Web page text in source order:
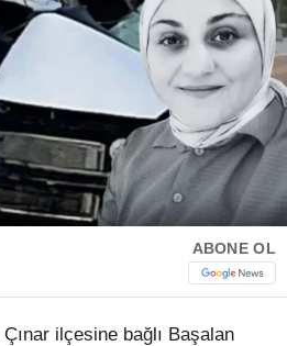
Instagram
Youtube
TikTok
Telegram
ABONE OL
ilçesine bağlı Başalan